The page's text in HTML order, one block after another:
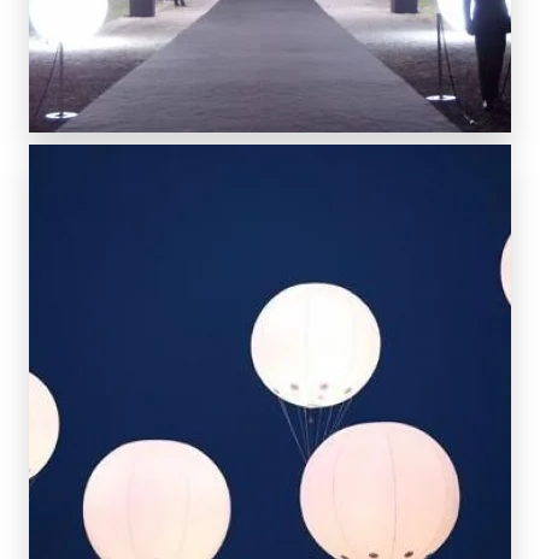
SCOPRI DI PIÙ